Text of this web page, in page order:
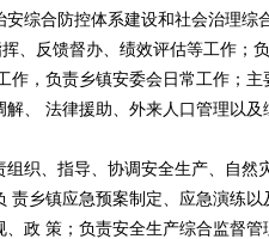
综合防控体系建设和社会治理综
、反馈督办、绩效评估等工作；
作，负责乡镇安委会日常工作；主
、 法律援助、外来人口管理以及
、指导、协调安全生产、自然
乡镇应急预案制定、应急演练以
政 策；负责安全生产综合监督管